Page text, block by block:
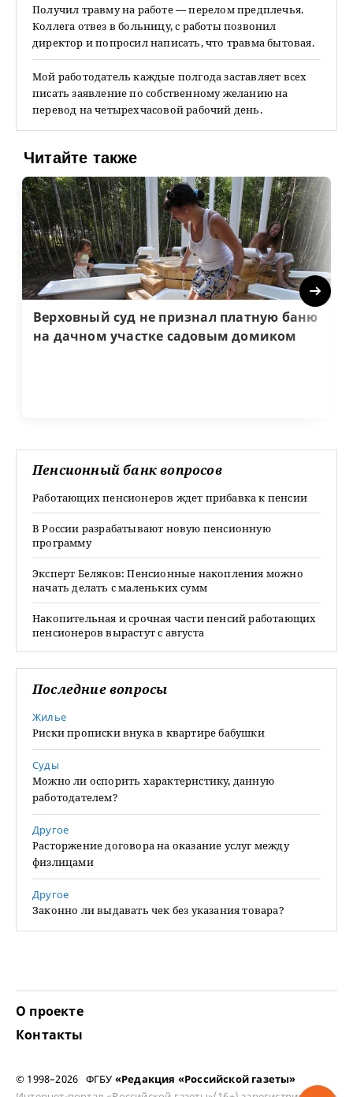
Получил травму на работе — перелом предплечья.
Коллега отвез в больницу, с работы позвонил
директор и попросил написать, что травма бытовая.
Мой работодатель каждые полгода заставляет всех
писать заявление по собственному желанию на
перевод на четырехчасовой рабочий день.
Читайте также
Верховный суд не признал платную баню
на дачном участке садовым домиком
Next
Пенсионный банк вопросов
Работающих пенсионеров ждет прибавка к пенсии
В России разрабатывают новую пенсионную
программу
Эксперт Беляков: Пенсионные накопления можно
начать делать с маленьких сумм
Накопительная и срочная части пенсий работающих
пенсионеров вырастут с августа
Последние вопросы
Жилье
Риски прописки внука в квартире бабушки
Суды
Можно ли оспорить характеристику, данную
работодателем?
Другое
Расторжение договора на оказание услуг между
физлицами
Другое
Законно ли выдавать чек без указания товара?
О проекте
Контакты
© 1998–2026 ФГБУ «Редакция «Российской газеты»